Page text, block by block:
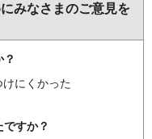
みなさまのご意見を
けにくかった
すか？